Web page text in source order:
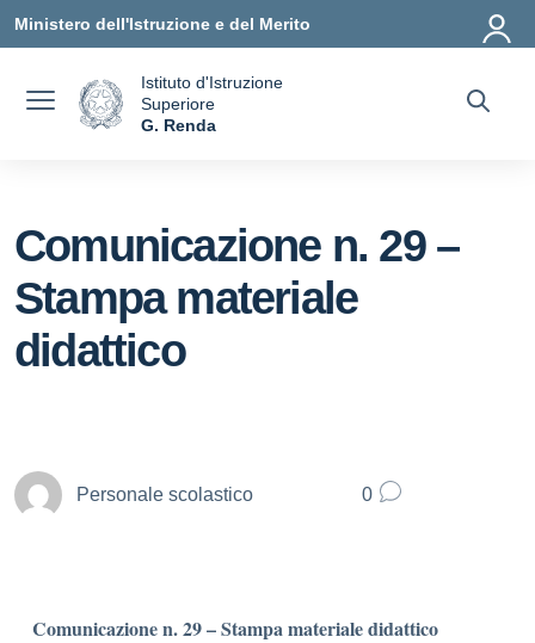
Ministero dell'Istruzione e del Merito
Istituto d'Istruzione
Superiore
G. Renda
Comunicazione n. 29 –
Stampa materiale
didattico
Personale scolastico 0
Comunicazione n. 29 – Stampa materiale didattico